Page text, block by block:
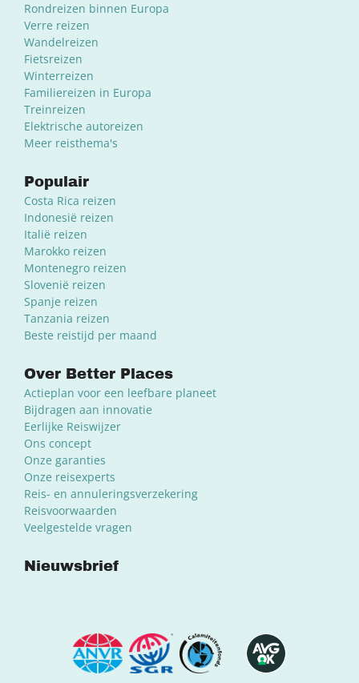
Rondreizen binnen Europa
Verre reizen
Wandelreizen
Fietsreizen
Winterreizen
Familiereizen in Europa
Treinreizen
Elektrische autoreizen
Meer reisthema's
Populair
Costa Rica reizen
Indonesië reizen
Italië reizen
Marokko reizen
Montenegro reizen
Slovenië reizen
Spanje reizen
Tanzania reizen
Beste reistijd per maand
Over Better Places
Actieplan voor een leefbare planeet
Bijdragen aan innovatie
Eerlijke Reiswijzer
Ons concept
Onze garanties
Onze reisexperts
Reis- en annuleringsverzekering
Reisvoorwaarden
Veelgestelde vragen
Nieuwsbrief